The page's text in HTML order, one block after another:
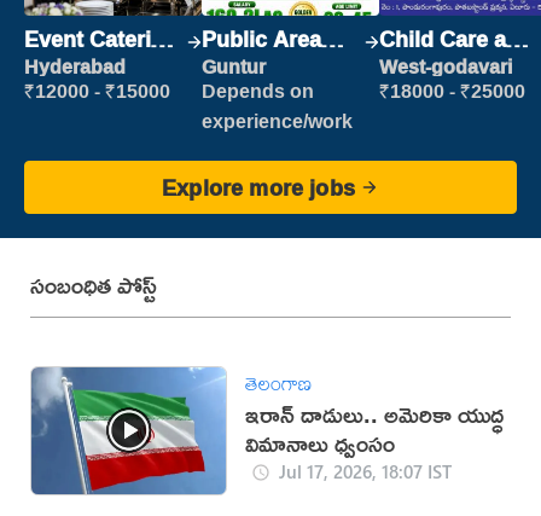
Event Catering
Staff
Hyderabad
₹12000 - ₹15000
Public Area
Cleaner
Guntur
Depends on
experience/work
Child Care and
Patient care
West-godavari
₹18000 - ₹25000
Explore more jobs
సంబంధిత పోస్ట్
తెలంగాణ
ఇరాన్‌ దాడులు.. అమెరికా యుద్ధ
విమానాలు ధ్వంసం
Jul 17, 2026, 18:07 IST